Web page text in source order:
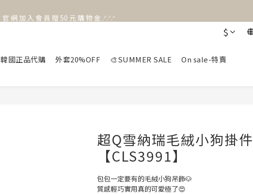
官 網 加 入 會 員 贈 50 元 購 物 金 .ᐟ.ᐟ.ᐟ
$
韓國正品代購 外套20%OFF 🎨SUMMER SALE On sale-特賣
超Q雪納瑞毛絨小狗掛件
【CLS3991】
包包一定要有的毛絨小狗吊飾🐶
質感輕巧實用真的可愛極了😍